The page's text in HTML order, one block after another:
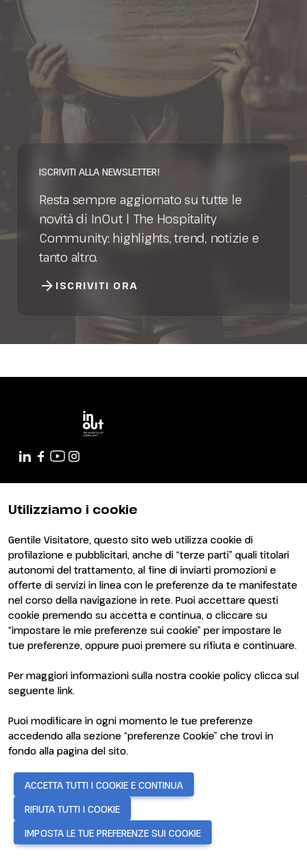
ISCRIVITI ALLA NEWSLETTER!
Resta sempre aggiornato su tutte le
novità di InOut | The Hospitality
Community: highlights, trend, notizie e
tanto altro.
ISCRIVITI ORA
arrow_forward
Utilizziamo i cookie
Gentile Visitatore, questo sito web utilizza cookie di
profilazione e pubblicitari, anche di “terze parti” quali titolari
autonomi del trattamento, al fine di inviarti promozioni e
offerte di servizi in linea con le preferenze da te manifestate
nel corso della navigazione in rete. Puoi accettare questi
cookie premendo su accetta e continua, o cliccare su
“impostare le mie preferenze sui cookie” per impostare le
tue preferenze, oppure puoi premere su rifiuta e continuare.
Per maggiori informazioni sulla nostra cookie policy clicca sul
seguente link.
Puoi modificare in ogni momento le tue preferenze
accedendo alla sezione “preferenze Cookie” che trovi in
fondo alla pagina del sito.
ACCETTA TUTTI I COOKIE E CONTINUA
RIFIUTA TUTTI I COOKIE
IMPOSTA LE TUE PREFERENZE SUI COOKIE
Chi siamo
Scopri InOut
Newsletter
Contatti
FAQ
Rimini Hotels and
Information
Visita
Perché visitare
Area riservata visitatori
Esponi
Perché esporre
Diventa espositore
Area riservata espositori
ENTI CERTIFICATORI